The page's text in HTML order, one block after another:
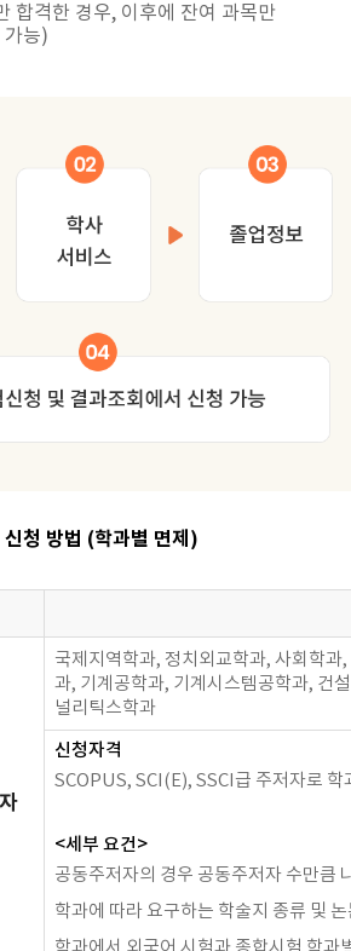
합격한 경우, 이후에 잔여 과목만
가능)
청 방법 (학과별 면제)
국제지역학과, 정치외교학과, 사회학
과, 기계공학과, 기계시스템공학과, 건
널리틱스학과
신청자격
SCOPUS, SCI(E), SSCI급 주저자로
<세부 요건>
공동주저자의 경우 공동주저자 수만큼
학과에 따라 요구하는 학술지 종류 및